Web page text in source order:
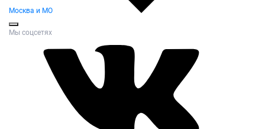
Москва и МО
Мы соцсетях